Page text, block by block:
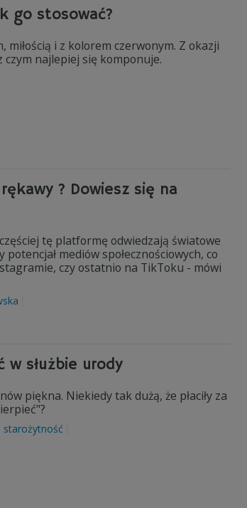
go stosować?
i z kolorem czerwonym. Z okazji
najlepiej się komponuje.
? Dowiesz się na
tę platformę odwiedzają światowe
mediów społecznościowych, co
czy ostatnio na TikToku - mówi
w służbie urody
piękna. Niekiedy tak dużą, że płaciły za
starożytność